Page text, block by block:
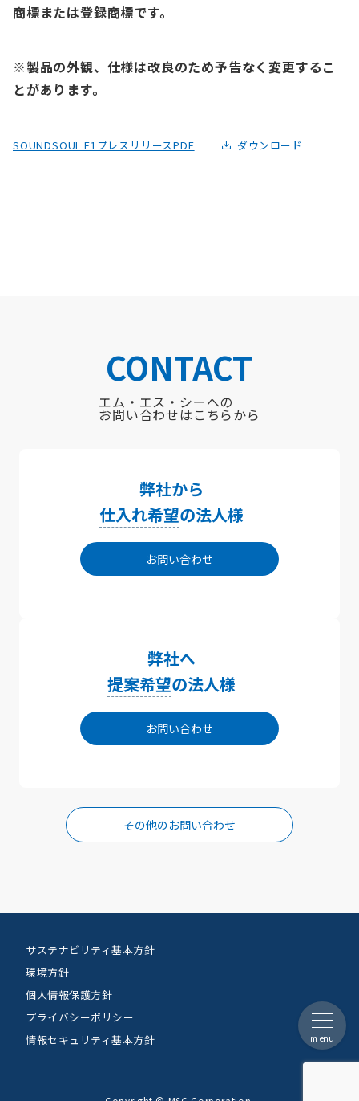
商標または登録商標です。
※製品の外観、仕様は改良のため予告なく変更するこ
とがあります。
SOUNDSOUL E1プレスリリースPDF ダウンロード
CONTACT
エム・エス・シーへの
お問い合わせはこちらから
弊社から
仕入れ希望の法人様
お問い合わせ
弊社へ
提案希望の法人様
お問い合わせ
その他のお問い合わせ
サステナビリティ基本方針
環境方針
個人情報保護方針
プライバシーポリシー
情報セキュリティ基本方針
menu